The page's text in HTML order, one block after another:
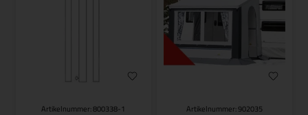
Artikelnummer: 800338-1 Artikelnummer: 902035